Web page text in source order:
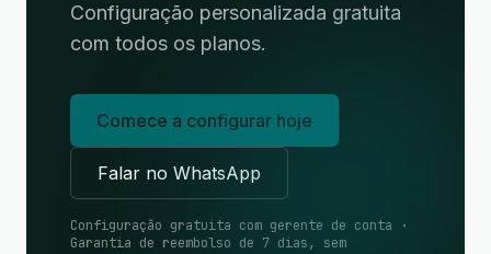
Configuração personalizada gratuita
com todos os planos.
Comece a configurar hoje
Falar no WhatsApp
Configuração gratuita com gerente de conta ·
Garantia de reembolso de 7 dias, sem